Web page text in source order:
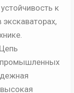
к
промышленных